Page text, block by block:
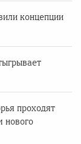
концепции
проходят
нового